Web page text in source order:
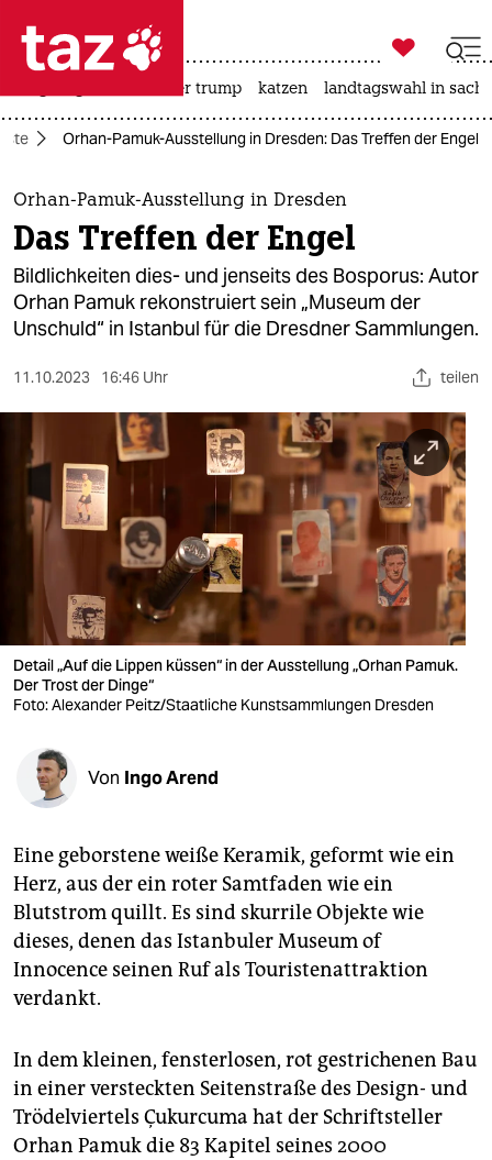
 taz zahl ich
taz zahl ich
themen
politik
öko
sport
berlin
wahrheit
verlag
verlag
shop
fragen & hilfe
unterstützen
abo
genossenschaft
epaper login

taz zahl ich
usa unter trump katzen landtagswahl in
Orhan-Pamuk-Ausstellung in Dresden: Das Treffen der Engel
Orhan-Pamuk-Ausstellung in Dresden
Das Treffen der Engel
Bildlichkeiten dies- und jenseits des Bosporus: Autor
Orhan Pamuk rekonstruiert sein „Museum der
Unschuld“ in Istanbul für die Dresdner Sammlungen.
11.10.2023 16:46 Uhr teilen
Detail „Auf die Lippen küssen“ in der Ausstellung „Orhan Pamuk.
Der Trost der Dinge“
Foto: Alexander Peitz/Staatliche Kunstsammlungen Dresden
Von Ingo Arend
Eine geborstene weiße Keramik, geformt wie ein
Herz, aus der ein roter Samtfaden wie ein
Blutstrom quillt. Es sind skurrile Objekte wie
dieses, denen das Istanbuler Museum of
Innocence seinen Ruf als Touristenattraktion
verdankt.
In dem kleinen, fensterlosen, rot gestrichenen Bau
in einer versteckten Seitenstraße des Design- und
Trödelviertels Çukurcuma hat der Schriftsteller
Orhan Pamuk die 83 Kapitel seines 2000